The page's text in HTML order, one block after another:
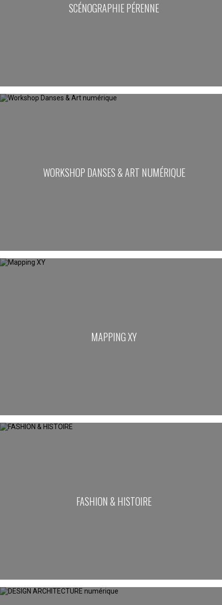
SCÉNOGRAPHIE PÉRENNE
WORKSHOP DANSES & ART NUMÉRIQUE
MAPPING XY
FASHION & HISTOIRE